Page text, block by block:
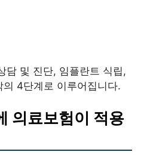
담 및 진단, 임플란트 식립,
4단계로 이루어집니다.
의료보험이 적용